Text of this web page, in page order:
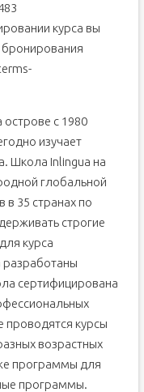
курса вы
бронирования
с 1980
изучает
Школа Inlingua на
глобальной
35 странах по
строгие
курса
разработаны
сертифицирована
проводятся курсы
возрастных
программы для
программы.